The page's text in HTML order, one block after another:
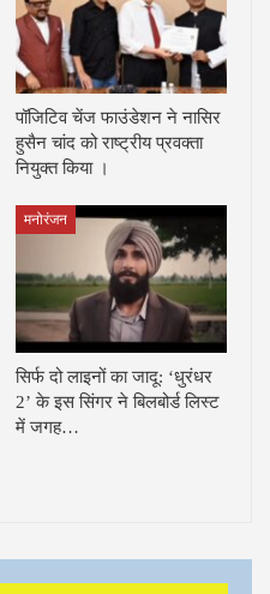
पॉजिटिव चेंज फाउंडेशन ने नासिर
हुसैन चांद को राष्ट्रीय प्रवक्ता
नियुक्त किया ।
मनोरंजन
सिर्फ दो लाइनों का जादू: ‘धुरंधर
2’ के इस सिंगर ने बिलबोर्ड लिस्ट
में जगह…